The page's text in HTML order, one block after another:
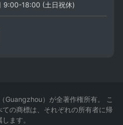
9:00-18:00 (土日祝休)
Guangzhou）が全著作権所有。 こ
の商標は、それぞれの所有者に帰
します。